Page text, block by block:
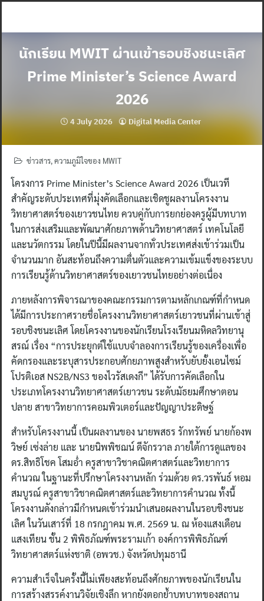
นักเรียน MWIT ผ่านเข้ารอบชิงชนะเลิศ
Prime Minister’s Science Award
2026
4 July 2026 Digital Media Center
ข่าวสาร,ความภูมิใจของ MWIT
โครงการ Prime Minister’s Science Award 2026 เป็นเวที
สำคัญระดับประเทศที่มุ่งคัดเลือกและเชิดชูผลงานโครงงาน
วิทยาศาสตร์ของเยาวชนไทย ควบคู่กับการยกย่องครูผู้มีบทบาท
ในการส่งเสริมและพัฒนาศักยภาพด้านวิทยาศาสตร์ เทคโนโลยี
และนวัตกรรม โดยในปีนี้มีผลงานจากทั่วประเทศส่งเข้าร่วมเป็น
จำนวนมาก อันสะท้อนถึงความตื่นตัวและความเข้มแข็งของระบบ
การเรียนรู้ด้านวิทยาศาสตร์ของเยาวชนไทยอย่างต่อเนื่อง
ภายหลังการพิจารณาของคณะกรรมการตามหลักเกณฑ์ที่กำหนด
ได้มีการประกาศรายชื่อโครงงานวิทยาศาสตร์เยาวชนที่ผ่านเข้าสู่
รอบชิงชนะเลิศ โดยโครงงานของนักเรียนโรงเรียนมหิดลวิทยานุ
สรณ์ เรื่อง “การประยุกต์ใช้แบบจำลองการเรียนรู้ของเครื่องเพื่อ
คัดกรองและระบุสารประกอบศักยภาพสูงสำหรับยับยั้งเอนไซม์
โปรติเอส NS2B/NS3 ของไวรัสเดงกี” ได้รับการคัดเลือกใน
ประเภทโครงงานวิทยาศาสตร์เยาวชน ระดับมัธยมศึกษาตอน
ปลาย สาขาวิทยาการคอมพิวเตอร์และปัญญาประดิษฐ์
สำหรับโครงงานนี้ เป็นผลงานของ นายพสธร รักทรัพย์ นายก้องพ
วิษย์ เซ่งล่าย และ นายนิพพิชฌน์ ดีจักรวาล ภายใต้การดูแลของ
ดร.สิทธิโชค โสมอ่ำ ครูสาขาวิชาคณิตศาสตร์และวิทยาการ
คำนวณ ในฐานะที่ปรึกษาโครงงานหลัก ร่วมด้วย ดร.วรพันธ์ หอม
สมบูรณ์ ครูสาขาวิชาคณิตศาสตร์และวิทยาการคำนวณ ทั้งนี้
โครงงานดังกล่าวมีกำหนดเข้าร่วมนำเสนอผลงานในรอบชิงชนะ
เลิศ ในวันเสาร์ที่ 18 กรกฎาคม พ.ศ. 2569 น. ณ ห้องแสงเดือน
แสงเทียน ชั้น 2 พิพิธภัณฑ์พระรามเก้า องค์การพิพิธภัณฑ์
วิทยาศาสตร์แห่งชาติ (อพวช.) จังหวัดปทุมธานี
ความสำเร็จในครั้งนี้ไม่เพียงสะท้อนถึงศักยภาพของนักเรียนใน
การสร้างสรรค์งานวิจัยเชิงลึก หากยังตอกย้ำบทบาทของสถาน